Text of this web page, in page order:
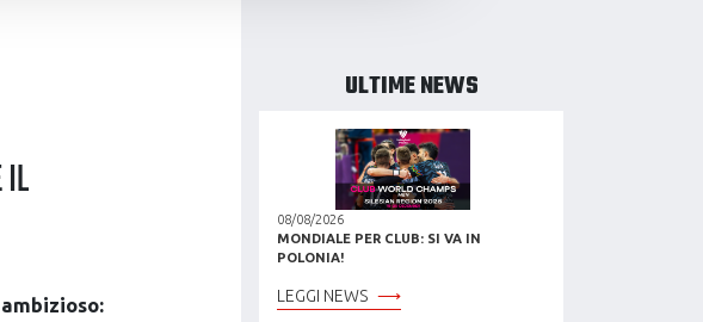
con altre informazioni che hai fornito loro oULTIME NEWS
08/08/2026
MONDIALE PER CLUB: SI VA IN
POLONIA!
LEGGI NEWS